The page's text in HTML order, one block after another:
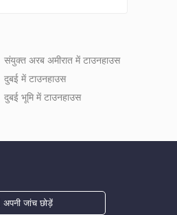
संयुक्त अरब अमीरात में टाउनहाउस
दुबई में टाउनहाउस
दुबई भूमि में टाउनहाउस
अपनी जांच छोड़ें